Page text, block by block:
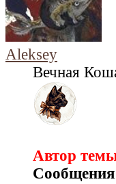
Aleksey
Вечная
Автор